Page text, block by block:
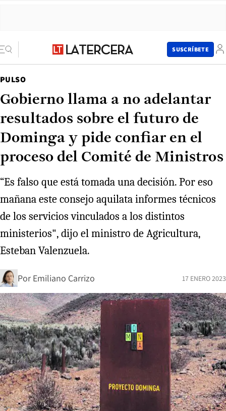
SUSCRÍBETE
PULSO
Gobierno llama a no adelantar
resultados sobre el futuro de
Dominga y pide confiar en el
proceso del Comité de Ministros
“Es falso que está tomada una decisión. Por eso
mañana este consejo aquilata informes técnicos
de los servicios vinculados a los distintos
ministerios", dijo el ministro de Agricultura,
Esteban Valenzuela.
Por Emiliano Carrizo 17 ENERO 2023